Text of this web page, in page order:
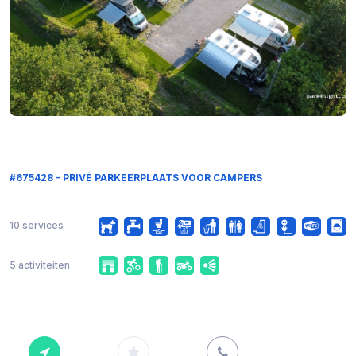
#675428 - PRIVÉ PARKEERPLAATS VOOR CAMPERS
10 services
5 activiteiten